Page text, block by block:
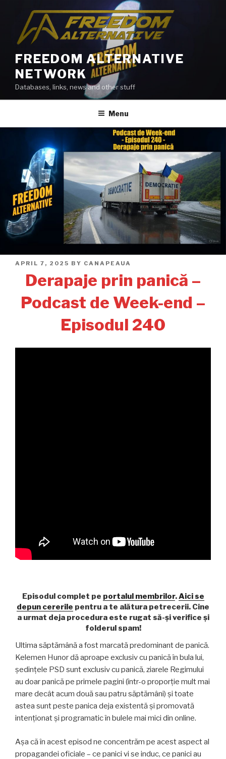
content
FREEDOM ALTERNATIVE
NETWORK
Databases, links, news and other stuff
Menu
POSTED
APRIL 7, 2025 BY CANAPEAUA
Derapaje prin panică –
Podcast de Week-end –
Episodul 240
Episodul complet pe portalul membrilor.Aici se
depun cererile pentru a te alătura petrecerii. Cine
a urmat deja procedura este rugat să-și verifice și
folderul spam!
Ultima săptămână a fost marcată predominant de panică.
Kelemen Hunor dă aproape exclusiv cu panică în bula lui,
ședințele PSD sunt exclusiv cu panică, ziarele Regimului
au doar panică pe primele pagini (într-o proporție mult mai
mare decât acum două sau patru săptămâni) și toate
astea sunt peste panica deja existentă și promovată
intenționat și programatic în bulele mai mici din online.
Așa că în acest episod ne concentrăm pe acest aspect al
propagandei oficiale – ce panici vi se induc, ce panici au